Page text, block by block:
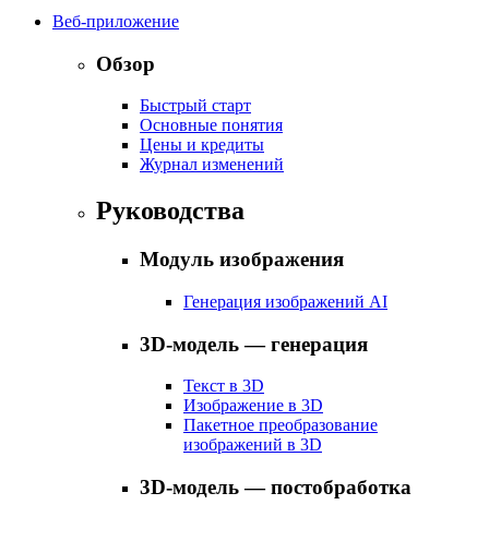
Веб-приложение
Обзор
Быстрый старт
Основные понятия
Цены и кредиты
Журнал изменений
Руководства
Модуль изображения
Генерация изображений AI
3D-модель — генерация
Текст в 3D
Изображение в 3D
Пакетное преобразование
изображений в 3D
3D-модель — постобработка